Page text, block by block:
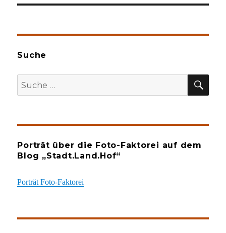
Suche
Suche
nach:
Porträt über die Foto-Faktorei auf dem
Blog „Stadt.Land.Hof“
Porträt Foto-Faktorei